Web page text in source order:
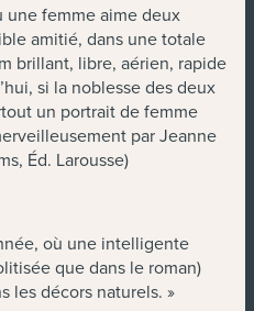
une femme aime deux
amitié, dans une totale
brillant, libre, aérien, rapide
si la noblesse des deux
un portrait de femme
par Jeanne
Éd. Larousse)
où une intelligente
que dans le roman)
les décors naturels. »